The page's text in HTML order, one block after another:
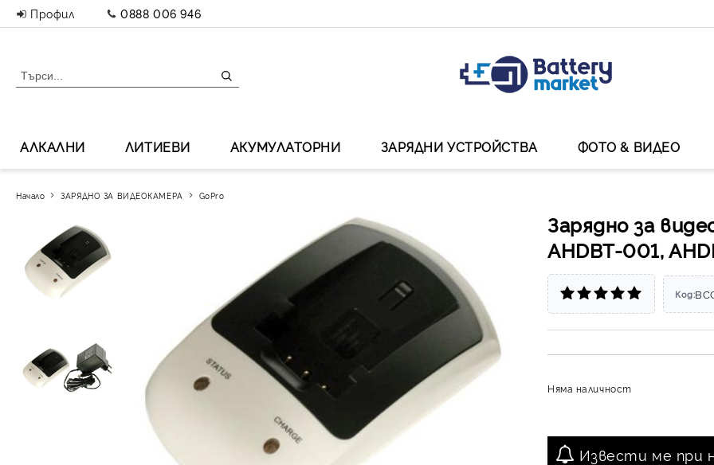
Профил 0888 006 946
АЛКАЛНИ ЛИТИЕВИ АКУМУЛАТОРНИ ЗАРЯДНИ УСТРОЙСТВА ФОТО & ВИДЕО
Начало ЗАРЯДНО ЗА ВИДЕОКАМЕРА GoPro
Зарядно за
AHDBT-001,
Код:
Няма наличност
Извести ме при